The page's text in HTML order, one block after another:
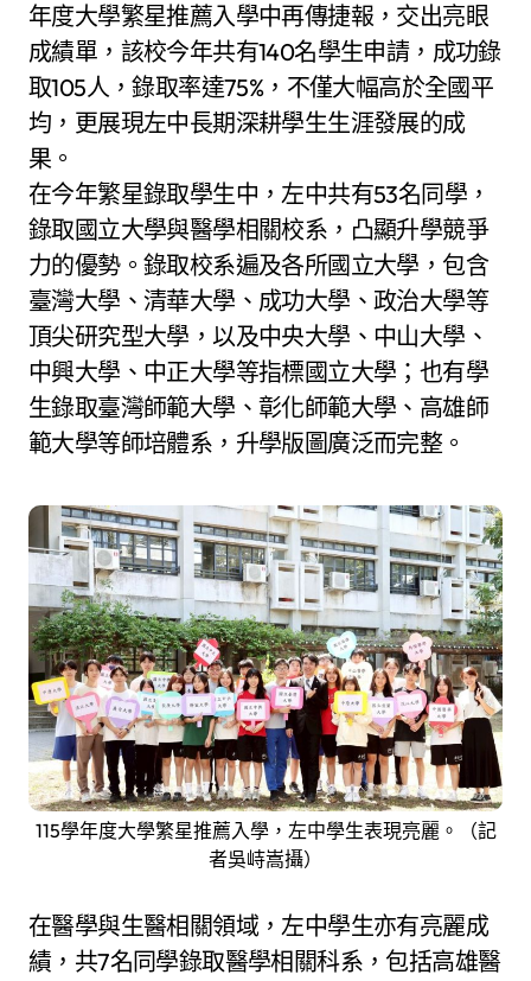
年度大學繁星推薦入學中再傳捷報，交出亮眼
成績單，該校今年共有140名學生申請，成功錄
取105人，錄取率達75%，不僅大幅高於全國平
均，更展現左中長期深耕學生生涯發展的成
果。
在今年繁星錄取學生中，左中共有53名同學，
錄取國立大學與醫學相關校系，凸顯升學競爭
力的優勢。錄取校系遍及各所國立大學，包含
臺灣大學、清華大學、成功大學、政治大學等
頂尖研究型大學，以及中央大學、中山大學、
中興大學、中正大學等指標國立大學；也有學
生錄取臺灣師範大學、彰化師範大學、高雄師
範大學等師培體系，升學版圖廣泛而完整。
115學年度大學繁星推薦入學，左中學生表現亮麗。（記
者吳峙嵩攝）
在醫學與生醫相關領域，左中學生亦有亮麗成
績，共7名同學錄取醫學相關科系，包括高雄醫